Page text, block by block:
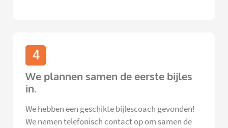
4
We plannen samen de eerste bijles
in.
We hebben een geschikte bijlescoach gevonden!
We nemen telefonisch contact op om samen de